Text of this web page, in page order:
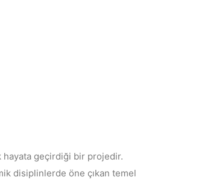
hayata geçirdiği bir projedir.
disiplinlerde öne çıkan temel